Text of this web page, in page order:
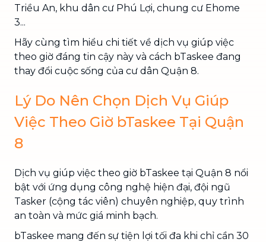
Triều An, khu dân cư Phú Lợi, chung cư Ehome
3...
Hãy cùng tìm hiểu chi tiết về dịch vụ giúp việc
theo giờ đáng tin cậy này và cách bTaskee đang
thay đổi cuộc sống của cư dân Quận 8.
Lý Do Nên Chọn Dịch Vụ Giúp
Việc Theo Giờ bTaskee Tại Quận
8
Dịch vụ giúp việc theo giờ bTaskee tại Quận 8 nổi
bật với ứng dụng công nghệ hiện đại, đội ngũ
Tasker (cộng tác viên) chuyên nghiệp, quy trình
an toàn và mức giá minh bạch.
bTaskee mang đến sự tiện lợi tối đa khi chỉ cần 30